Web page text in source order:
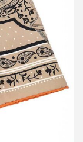
ルクバンダナ